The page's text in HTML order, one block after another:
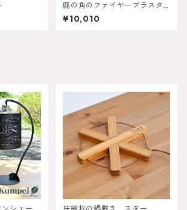
鹿の角のファイヤーブラスタ
ーSサイズ 伸縮式
¥10,010